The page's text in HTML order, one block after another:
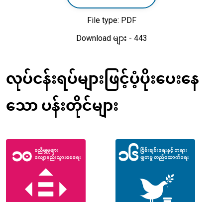
File type: PDF
Download များ - 443
လုပ်ငန်းရပ်များဖြင့်ပံ့ပိုးပေးနေ
သော ပန်းတိုင်များ